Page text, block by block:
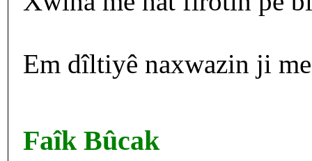
Em dîltiyê naxwazin ji
Faîk Bûcak